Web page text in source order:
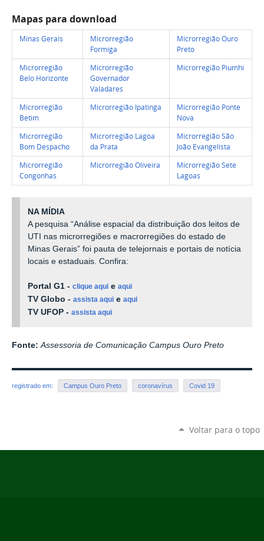
Mapas para download
Minas Gerais
Microrregião
Formiga
Microrregião Ouro
Preto
Microrregião
Belo Horizonte
Microrregião
Governador
Valadares
Microrregião Piumhi
Microrregião
Betim
Microrregião Ipatinga
Microrregião Ponte
Nova
Microrregião
Bom Despacho
Microrregião Lagoa
da Prata
Microrregião São
João Evangelista
Microrregião
Congonhas
Microrregião Oliveira
Microrregião Sete
Lagoas
NA MÍDIA
A pesquisa “Análise espacial da distribuição dos leitos de
UTI nas microrregiões e macrorregiões do estado de
Minas Gerais” foi pauta de telejornais e portais de notícia
locais e estaduais. Confira:
Portal G1 -clique aqui eaqui
TV Globo -assista aqui eaqui
TV UFOP -assista aqui
Fonte:Assessoria de Comunicação Campus Ouro Preto
registrado em: Campus Ouro Preto coronavírus Covid 19
Voltar para o topo